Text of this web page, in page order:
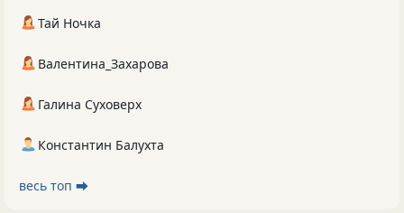
Тай Ночка
Валентина_Захарова
Галина Суховерх
Константин Балухта
весь топ ⮕